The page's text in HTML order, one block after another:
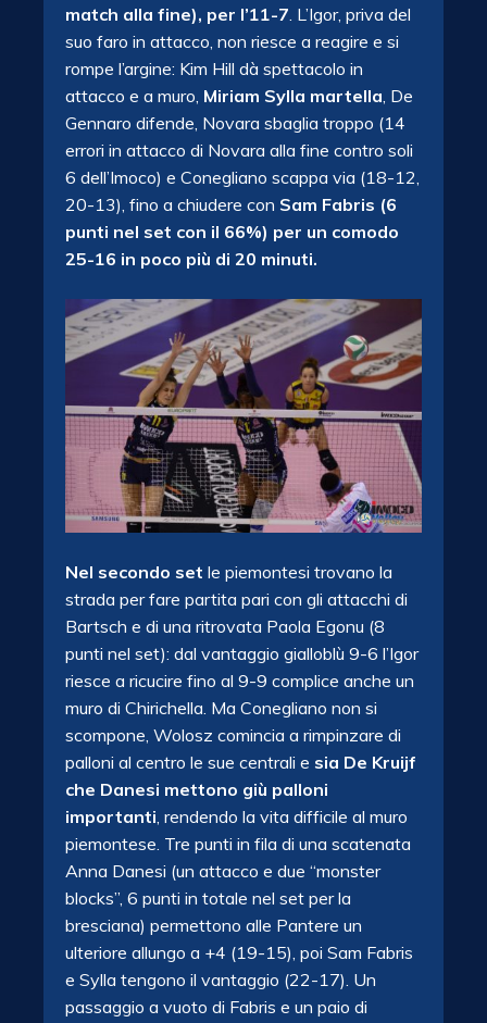
match alla fine), per l’11-7. L’Igor, priva del
suo faro in attacco, non riesce a reagire e si
rompe l’argine: Kim Hill dà spettacolo in
attacco e a muro, Miriam Sylla martella, De
Gennaro difende, Novara sbaglia troppo (14
errori in attacco di Novara alla fine contro soli
6 dell’Imoco) e Conegliano scappa via (18-12,
20-13), fino a chiudere con Sam Fabris (6
punti nel set con il 66%) per un comodo
25-16 in poco più di 20 minuti.
Nel secondo set le piemontesi trovano la
strada per fare partita pari con gli attacchi di
Bartsch e di una ritrovata Paola Egonu (8
punti nel set): dal vantaggio gialloblù 9-6 l’Igor
riesce a ricucire fino al 9-9 complice anche un
muro di Chirichella. Ma Conegliano non si
scompone, Wolosz comincia a rimpinzare di
palloni al centro le sue centrali e sia De Kruijf
che Danesi mettono giù palloni
importanti , rendendo la vita difficile al muro
piemontese. Tre punti in fila di una scatenata
Anna Danesi (un attacco e due “monster
blocks”, 6 punti in totale nel set per la
bresciana) permettono alle Pantere un
ulteriore allungo a +4 (19-15), poi Sam Fabris
e Sylla tengono il vantaggio (22-17). Un
passaggio a vuoto di Fabris e un paio di